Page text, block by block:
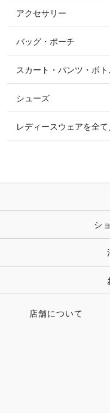
ニット・セーター
シャツ・ブラウス・
ショーシャツ
すべてのファッション
ソックス
ベルト
時計・財布・キーケ
キーホルダー・チャ
アクセサリー
すべてのアクセサリー
リング
ピアス・イヤリング
ピン・ブローチ・コ
その他 アクセサリー
バッグ・ポーチ
スカート・パンツ・ボト
シューズ
レディースウェアを全て
シ
店舗について